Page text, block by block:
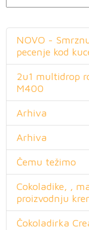
NOVO -
pecenje kod
2u1 multidrop
M400
Arhiva
Arhiva
Čemu težimo
Cokoladike, ,
proizvodnju
Čokoladirka